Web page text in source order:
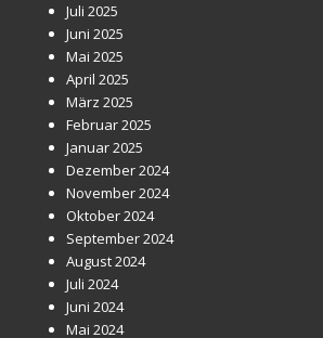
Juli 2025
Juni 2025
Mai 2025
April 2025
März 2025
Februar 2025
Januar 2025
Dezember 2024
November 2024
Oktober 2024
September 2024
August 2024
Juli 2024
Juni 2024
Mai 2024